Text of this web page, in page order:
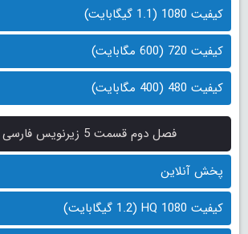
کیفیت 1080 (1.1 گیگابایت)
کیفیت 720 (600 مگابایت)
کیفیت 480 (400 مگابایت)
فصل دوم قسمت 5 زیرنویس فارسی چسبیده
پخش آنلاین
کیفیت 1080 HQ (1.2 گیگابایت)